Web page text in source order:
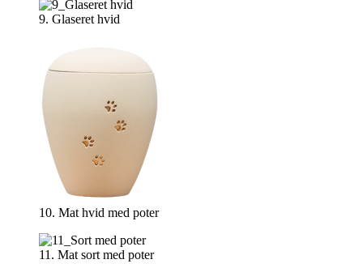
9. Glaseret hvid
10. Mat hvid med poter
11. Mat sort med poter